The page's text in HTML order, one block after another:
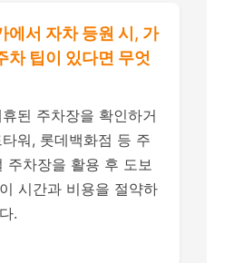
에서 자차 등원 시, 가
차 팁이 있다면 무엇
된 주차장을 확인하거
워, 롯데백화점 등 주
주차장을 활용 후 도보
시간과 비용을 절약하
.